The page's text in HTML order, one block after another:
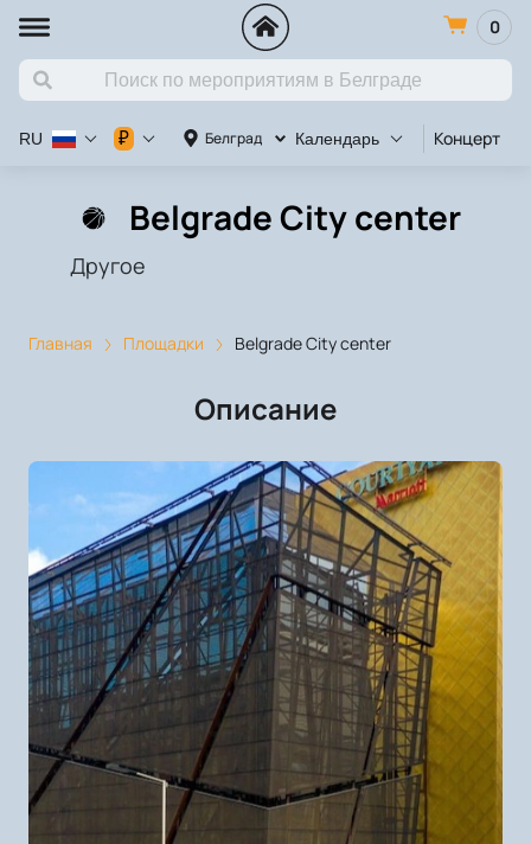
0
Белград Календарь Концерт
RU ₽
Belgrade City center
Другое
Главная Площадки Belgrade City center
Описание